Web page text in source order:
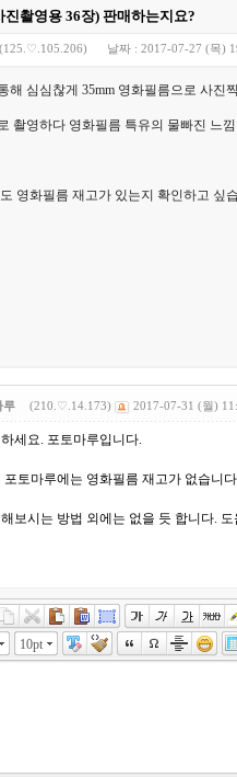
진촬영용 36장) 판매하는지요?
(125.♡.105.206) 날짜 : 2017-07-27 (목)
해 심심찮게 35mm 영화필름으로 사진
촬영하다 영화필름 특유의 물빠진 느
영화필름 재고가 있는지 확인하고
루 (210.♡.14.173) 2017-07-31 (월)
세요. 포토마루입니다.
포토마루에는 영화필름 재고가 없습니
보시는 방법 외에는 없을 듯 합니다.
10pt